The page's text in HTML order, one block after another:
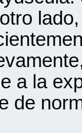
a la
de